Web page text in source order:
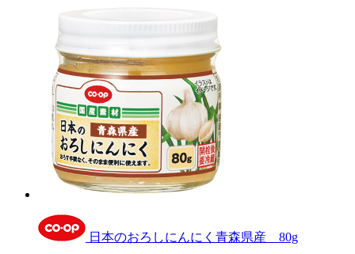
日本のおろしにんにく青森県産 80g